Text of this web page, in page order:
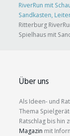
RiverRun mit
Sandkasten,
Ritterburg
Spielhaus mit
Über uns
Als Ideen- und
Thema
Ratschlag bis hin
Magazin mit